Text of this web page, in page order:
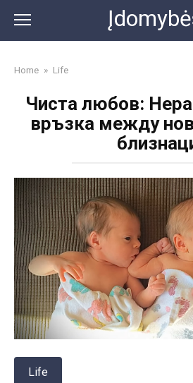
content
Home » Life
Чиста любов:
връзка между
Life